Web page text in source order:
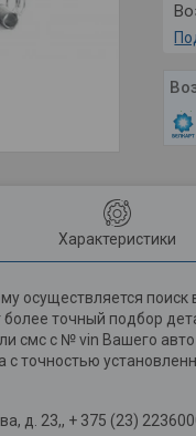
Характеристики
осуществляется
точный подбор
смс с № vin Вашего
точностью
д. 23,, + 375 (23)